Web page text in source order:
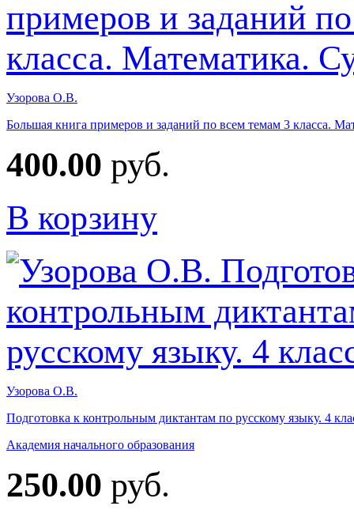
Узорова О.В.
Большая книга примеров и заданий по всем темам 3 класса.
400.00 руб.
В корзину
Узорова О.В.
Подготовка к контрольным диктантам по русскому языку. 4
Академия начального образования
250.00 руб.